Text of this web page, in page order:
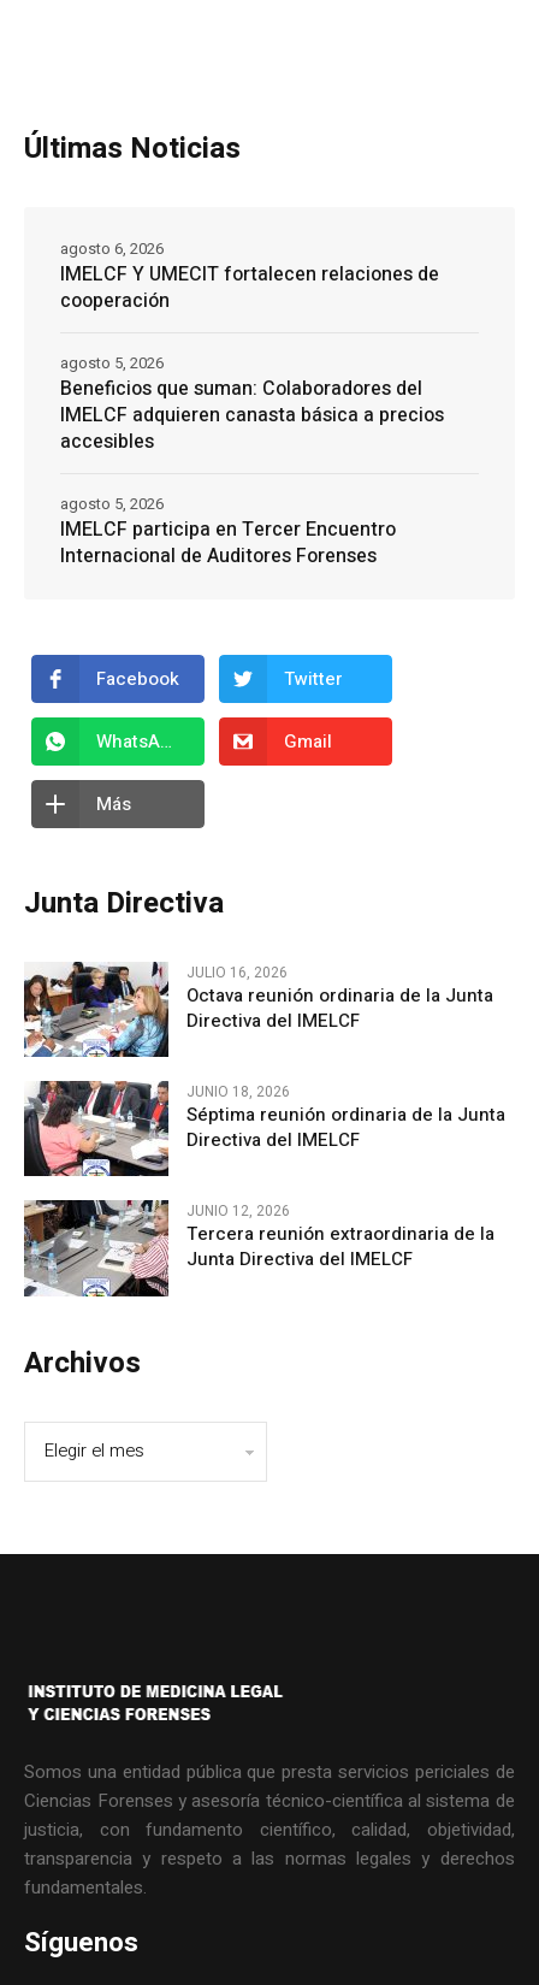
Últimas Noticias
IMELCF Y UMECIT fortalecen relaciones de
cooperación
agosto 6, 2026
Beneficios que suman: Colaboradores del
IMELCF adquieren canasta básica a precios
accesibles
agosto 5, 2026
IMELCF participa en Tercer Encuentro
Internacional de Auditores Forenses
agosto 5, 2026
Facebook Twitter
WhatsApp Gmail
Más
Junta Directiva
JULIO 16, 2026
Octava reunión ordinaria de la Junta
Directiva del IMELCF
JUNIO 18, 2026
Séptima reunión ordinaria de la Junta
Directiva del IMELCF
JUNIO 12, 2026
Tercera reunión extraordinaria de la
Junta Directiva del IMELCF
Archivos
Somos una entidad pública que presta servicios periciales de
Ciencias Forenses y asesoría técnico-científica al sistema de
justicia, con fundamento científico, calidad, objetividad,
transparencia y respeto a las normas legales y derechos
fundamentales.
Síguenos